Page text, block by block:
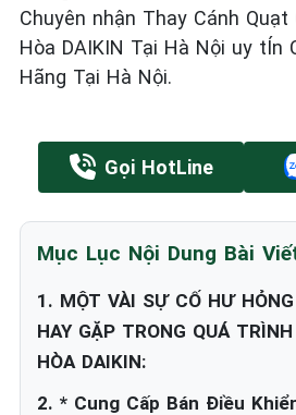
Chuyên nhận Thay Cánh
Hòa DAIKIN Tại Hà Nội uy tÍn
Hãng Tại Hà Nội.
Gọi HotLine
Mục Lục Nội Dung Bài
1. MỘT VÀI SỰ CỐ HƯ
HAY GẶP TRONG QUÁ
HÒA DAIKIN:
2. * Cung Cấp Bán Điều